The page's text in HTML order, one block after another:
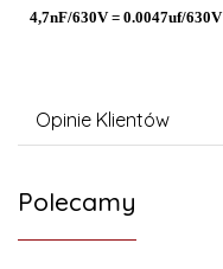
4,7nF/630V = 0.0047uf/630V
Opinie Klientów
Polecamy